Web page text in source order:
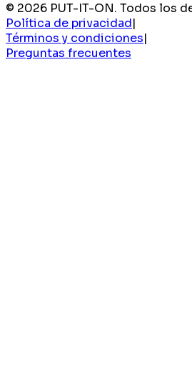
© 2026 PUT-IT-ON. Todos los
Política de privacidad|
Términos y condiciones|
Preguntas frecuentes